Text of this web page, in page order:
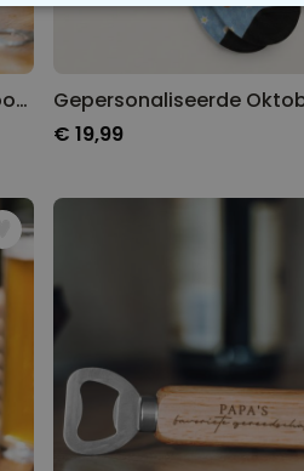
Gepersonaliseerde Bierpul voor 't Oktoberfest
€ 19,99
MARKETING